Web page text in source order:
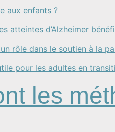
aux enfants ?
atteintes d’Alzheimer
rôle dans le soutien à la
pour les adultes en
les